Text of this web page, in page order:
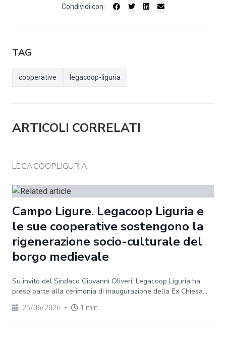
Condividi con:
TAG
cooperative legacoop-liguria
ARTICOLI CORRELATI
LEGACOOPLIGURIA
Campo Ligure. Legacoop Liguria e
le sue cooperative sostengono la
rigenerazione socio-culturale del
borgo medievale
Su invito del Sindaco Giovanni Oliveri, Legacoop Liguria ha
preso parte alla cerimonia di inaugurazione della Ex Chiesa...
25/06/2026 • 1 min